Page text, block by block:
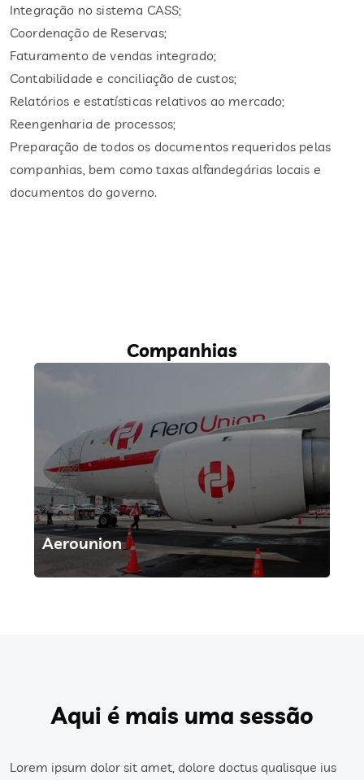
Integração no sistema CASS;
Coordenação de Reservas;
Faturamento de vendas integrado;
Contabilidade e conciliação de custos;
Relatórios e estatísticas relativos ao mercado;
Reengenharia de processos;
Preparação de todos os documentos requeridos pelas
companhias, bem como taxas alfandegárias locais e
documentos do governo.
Companhias
Air Europa Cargo
Aqui é mais uma sessão
Lorem ipsum dolor sit amet, dolore doctus qualisque ius